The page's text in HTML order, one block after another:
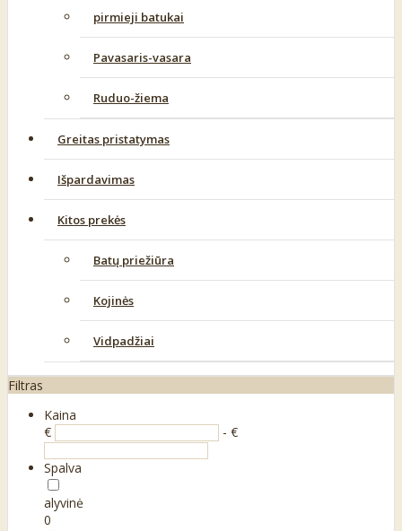
pirmieji batukai
Pavasaris-vasara
Ruduo-žiema
Greitas pristatymas
Išpardavimas
Kitos prekės
Batų priežiūra
Kojinės
Vidpadžiai
Filtras
Kaina
€
- €
Spalva
alyvinė
0